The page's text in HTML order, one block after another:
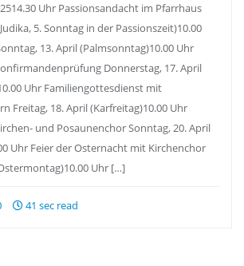
Uhr Passionsandacht im Pfarrhaus
5. Sonntag in der Passionszeit)10.00
13. April (Palmsonntag)10.00 Uhr
Donnerstag, 17. April
Uhr Familiengottesdienst mit
Freitag, 18. April (Karfreitag)10.00 Uhr
und Posaunenchor Sonntag, 20. April
Uhr Feier der Osternacht mit Kirchenchor
Uhr […]
41 sec read